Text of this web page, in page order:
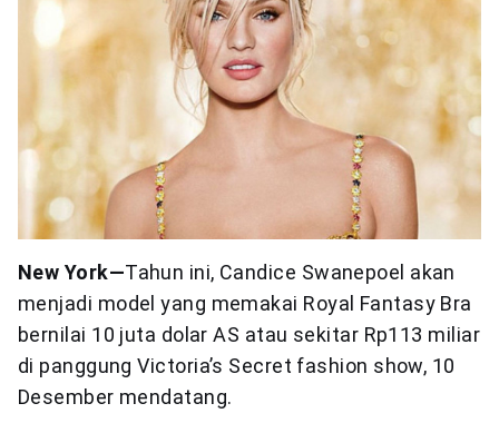
New York—Tahun ini, Candice Swanepoel akan
menjadi model yang memakai Royal Fantasy Bra
bernilai 10 juta dolar AS atau sekitar Rp113 miliar
di panggung Victoria’s Secret fashion show, 10
Desember mendatang.